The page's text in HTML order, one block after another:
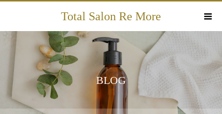
Total Salon Re More
BLOG